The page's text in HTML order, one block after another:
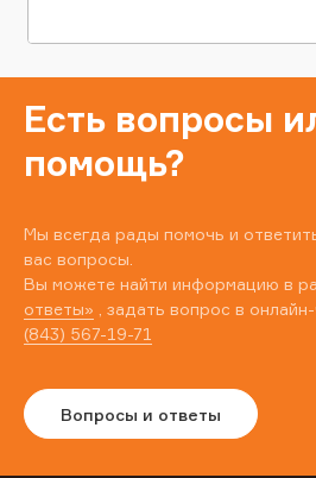
Есть вопросы
помощь?
Мы всегда рады помочь и
вас вопросы.
Вы можете найти информацию в
ответы» , задать вопрос в
(843) 567-19-71
Вопросы и ответы